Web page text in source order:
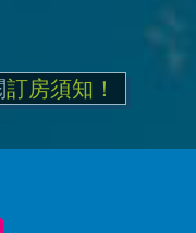
訂房須知！